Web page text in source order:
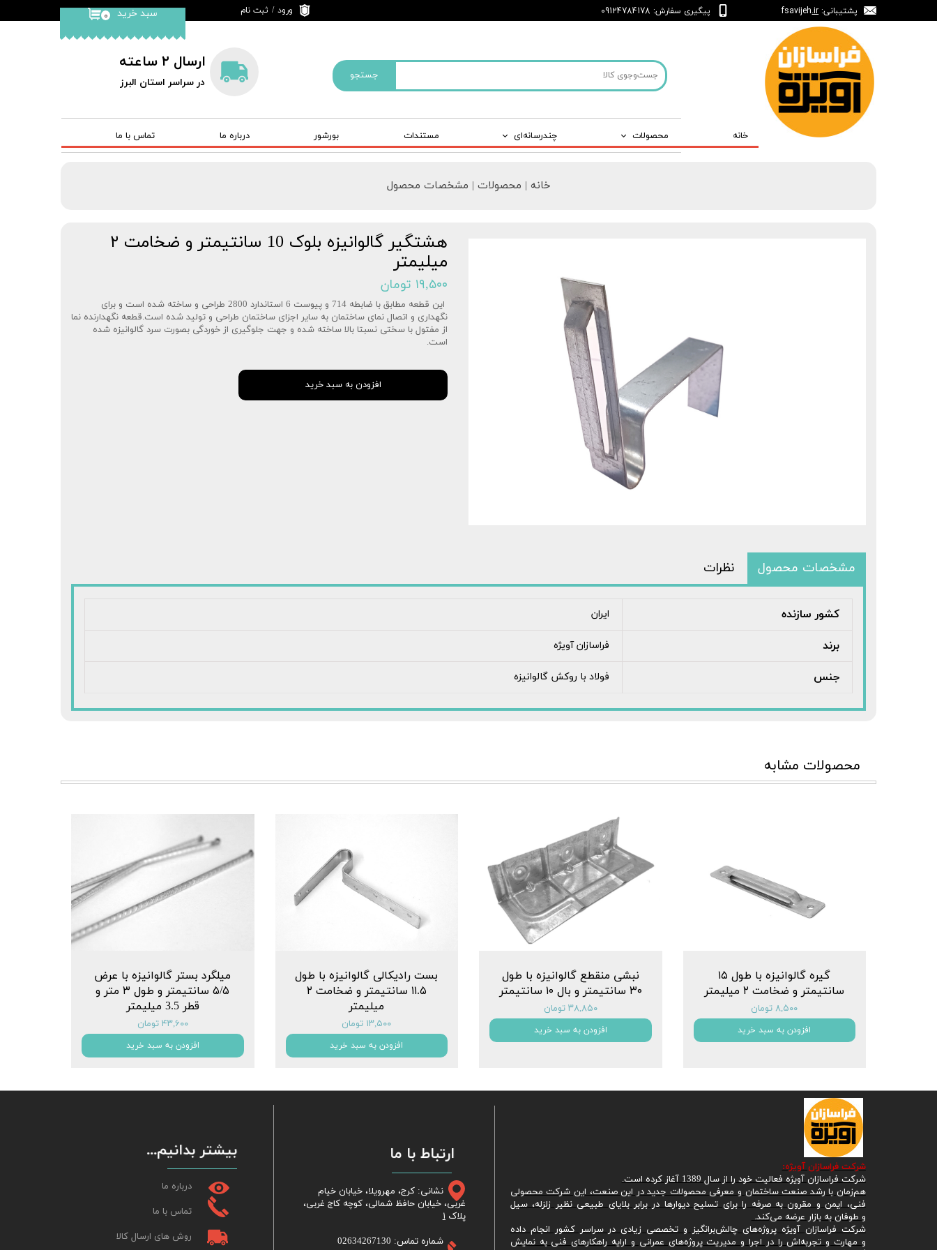
جستجو
ارسال ۲ ساعته
در سراسر استان البرز
پشتیبانی: fsavijeh.ir پیگیری سفارش: 09124784178 ۰ سبد خرید ورود / ثبت نام
خانه محصولات چندرسانه‌ای مستندات بورشور درباره ما تماس با ما
خانه | محصولات | مشخصات محصول
هشتگیر گالوانیزه بلوک 10 سانتیمتر و ضخامت ۲
میلیمتر
۱۹,۵۰۰ تومان
این قطعه مطابق با ضابطه 714 و پیوست 6 استاندارد 2800 طراحی و ساخته شده است و برای
نگهداری و اتصال نمای ساختمان به سایر اجزای ساختمان طراحی و تولید شده است.قطعه نگهدارنده نما
از مفتول با سختی نسبتا بالا ساخته شده و جهت جلوگیری از خوردگی بصورت سرد گالوانیزه شده
است.
افزودن به سبد خرید
مشخصات محصول نظرات
کشور سازنده ایران
برند فراسازان آویژه
جنس فولاد با روکش گالوانیزه
محصولات مشابه
گیره گالوانیزه با طول ۱۵
سانتیمتر و ضخامت ۲ میلیمتر
۸,۵۰۰ تومان
افزودن به سبد خرید
نبشی منقطع گالوانیزه با طول
۳۰ سانتیمتر و بال ۱۰ سانتیمتر
۳۸,۸۵۰ تومان
افزودن به سبد خرید
بست رادیکالی گالوانیزه با طول
۱۱.۵ سانتیمتر و ضخامت ۲
میلیمتر
۱۳,۵۰۰ تومان
افزودن به سبد خرید
میلگرد بستر گالوانیزه با عرض
۵/۵ سانتیمتر و طول ۳ متر و
قطر 3.5 میلیمتر
۴۳,۶۰۰ تومان
افزودن به سبد خرید
شرکتفراسازان آویژه:
شرکت فراسازان آویژه فعالیت خود را از سال 1389 آغاز کرده است.
هم‌زمان با رشد صنعت ساختمان و معرفی محصولات جدید در این صنعت، این شرکت محصولی
فنی، ایمن و مقرون به صرفه را برای تسلیح دیوارها در برابر بلایای طبیعی نظیر زلزله، سیل
و طوفان به بازار عرضه می‌کند.
شرکت فراسازان آویژه پروژه‌های چالش‌برانگیز و تخصصی زیادی در سراسر کشور انجام داده
و مهارت و تجربه‌اش را در اجرا و مدیریت پروژه‌های عمرانی و ارایه راهکارهای فنی به نمایش
ارتباط با ما
نشانی: کرج، مهرویلا، خیابان خیام
غربی، خیابان حافظ شمالی، کوچه کاج غربی،
پلاک۱
شماره تماس: 02634267130
بیشتر بدانیم...
درباره ما
تماس با ما
روش های ارسال کالا